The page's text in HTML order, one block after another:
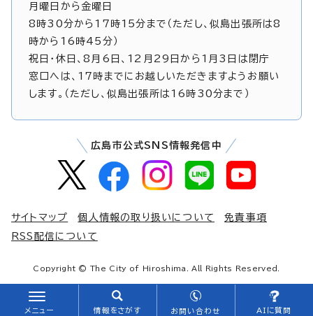
メニュー 情報をさがす お問い合わせ AIに質問
月曜日から金曜日
8時30分から17時15分まで（ただし、似島出張所は8
時から16時45分）
祝日・休日、8月6日、12月29日から1月3日は閉庁
窓口へは、17時までにお越しいただきますようお願い
します。（ただし、似島出張所は16時30分まで）
広島市公式SNS情報発信中
サイトマップ 個人情報の取り扱いについて
免責事項
RSS配信について
Copyright © The City of Hiroshima. All Rights Reserved.